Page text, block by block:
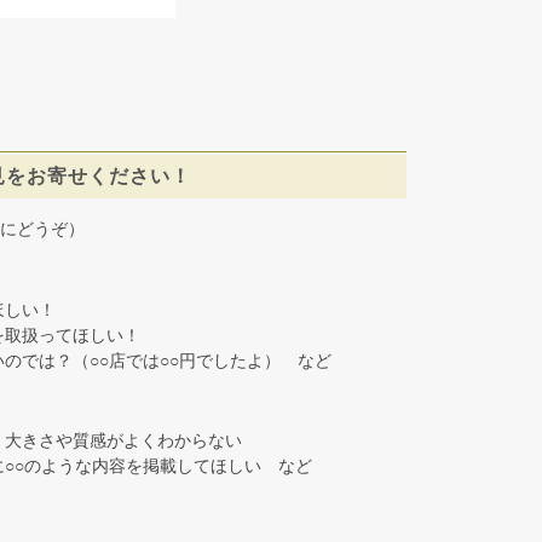
お寄せください！
どうぞ）
い！
扱ってほしい！
では？（○○店では○○円でしたよ） など
きさや質感がよくわからない
のような内容を掲載してほしい など